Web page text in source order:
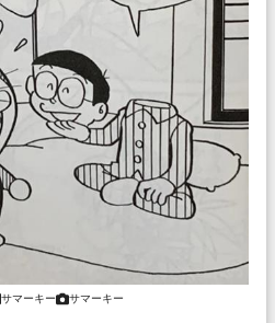
サマーキー サマーキー